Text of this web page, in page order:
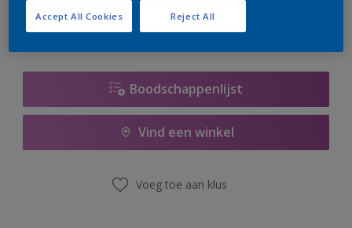
Boodschappenlijst
Vind een winkel
Voeg toe aan klus
Reject All
Accept All Cookies